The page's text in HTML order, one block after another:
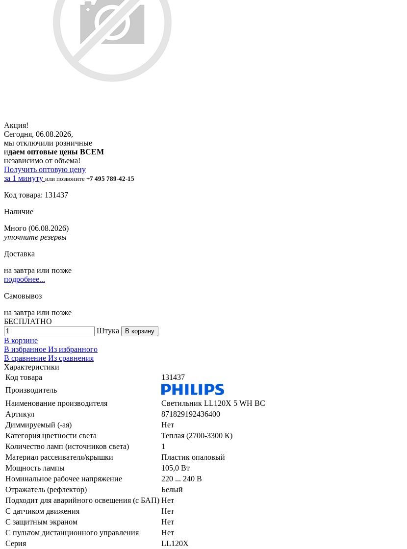
Акция!
Сегодня, 06.08.2026,
мы отключили розничные
идаем оптовые цены ВСЕМ
независимо от объема!
Получить оптовую цену
за 1 минуту или позвоните +7 495 789-42-15
Код товара: 131437
Наличие
Много (06.08.2026)
уточните резервы
Доставка
на завтра или позже
подробнее...
Самовывоз
на завтра или позже
БЕСПЛАТНО
Штука
В корзину
В корзине
В избранное Из избранного
В сравнение Из сравнения
Характеристики
Код товара
131437
Производитель
Наименование производителя
Светильник LL120X 5 WH BC
Артикул
871829192436400
Диммируемый (-ая)
Нет
Категория цветности света
Теплая (2700-3300 К)
Количество ламп (источников света)
1
Материал рассеивателя/крышки
Пластик опаловый
Мощность лампы
105,0 Вт
Номинальное рабочее напряжение
220 ... 240 В
Отражатель (рефлектор)
Белый
Подходит для аварийного освещения (с БАП) Нет
С датчиком движения
Нет
С защитным экраном
Нет
С пультом дистанционного управления
Нет
Серия
LL120X